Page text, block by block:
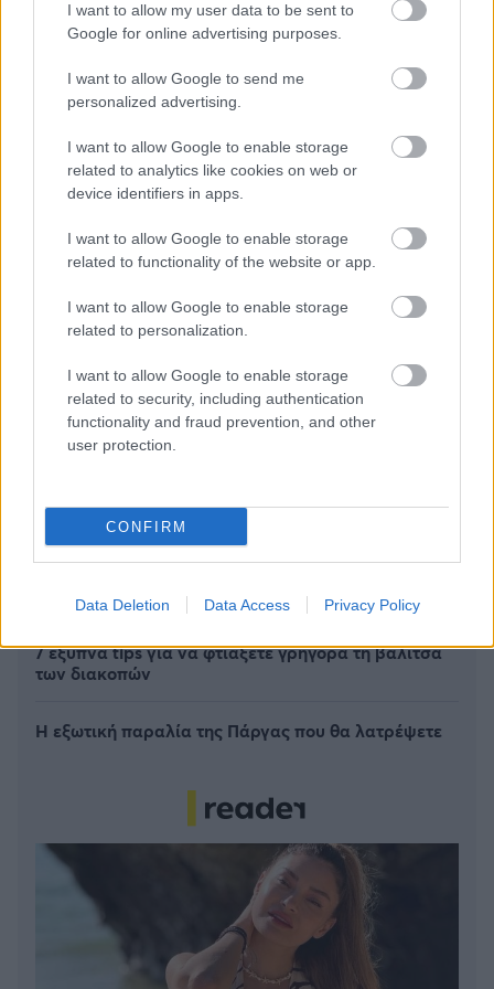
I want to allow my user data to be sent to
Google for online advertising purposes.
I want to allow Google to send me
personalized advertising.
I want to allow Google to enable storage
related to analytics like cookies on web or
device identifiers in apps.
I want to allow Google to enable storage
related to functionality of the website or app.
I want to allow Google to enable storage
related to personalization.
I want to allow Google to enable storage
related to security, including authentication
functionality and fraud prevention, and other
user protection.
CONFIRM
Data Deletion Data Access Privacy Policy
BEST OFINTERNET
ανακαλύψετε
7 έξυπνα tips για να φτιάξετε γρήγορα τη βαλίτσα
των διακοπών
Η εξωτική παραλία της Πάργας που θα λατρέψετε